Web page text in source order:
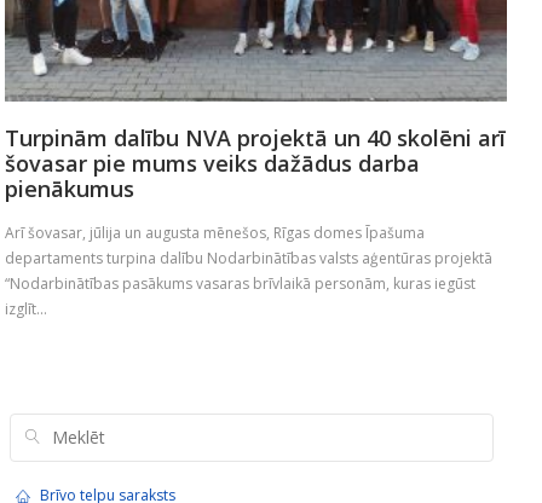
Turpinām dalību NVA projektā un 40 skolēni arī
šovasar pie mums veiks dažādus darba
pienākumus
Arī šovasar, jūlija un augusta mēnešos, Rīgas domes Īpašuma
departaments turpina dalību Nodarbinātības valsts aģentūras projektā
“Nodarbinātības pasākums vasaras brīvlaikā personām, kuras iegūst
izglīt...
Brīvo telpu saraksts